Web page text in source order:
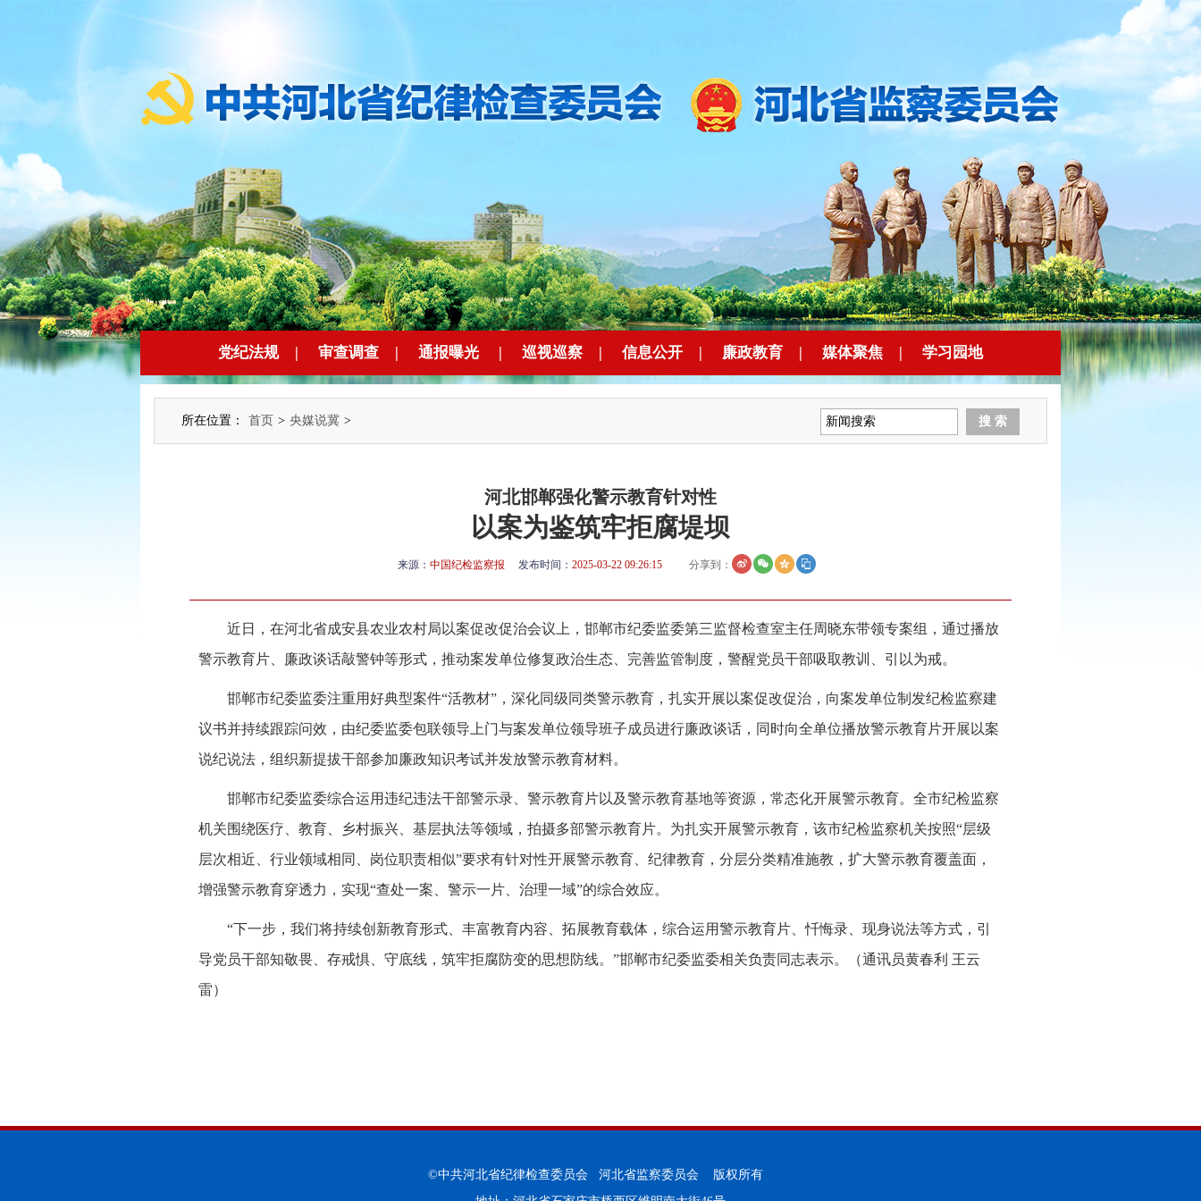
党纪法规 | 审查调查 | 通报曝光 | 巡视巡察 | 信息公开 | 廉政教育 | 媒体聚焦 | 学习园地
所在位置： 首页 > 央媒说冀 >
河北邯郸强化警示教育针对性
以案为鉴筑牢拒腐堤坝
来源： 中国纪检监察报 发布时间： 2025-03-22 09:26:15 分享到：
近日，在河北省成安县农业农村局以案促改促治会议上，邯郸市纪委监委第三监督检查室主任周晓东带领专案组，通过播放
警示教育片、廉政谈话敲警钟等形式，推动案发单位修复政治生态、完善监管制度，警醒党员干部吸取教训、引以为戒。
邯郸市纪委监委注重用好典型案件“活教材”，深化同级同类警示教育，扎实开展以案促改促治，向案发单位制发纪检监察建
议书并持续跟踪问效，由纪委监委包联领导上门与案发单位领导班子成员进行廉政谈话，同时向全单位播放警示教育片开展以案
说纪说法，组织新提拔干部参加廉政知识考试并发放警示教育材料。
邯郸市纪委监委综合运用违纪违法干部警示录、警示教育片以及警示教育基地等资源，常态化开展警示教育。全市纪检监察
机关围绕医疗、教育、乡村振兴、基层执法等领域，拍摄多部警示教育片。为扎实开展警示教育，该市纪检监察机关按照“层级
层次相近、行业领域相同、岗位职责相似”要求有针对性开展警示教育、纪律教育，分层分类精准施教，扩大警示教育覆盖面，
增强警示教育穿透力，实现“查处一案、警示一片、治理一域”的综合效应。
“下一步，我们将持续创新教育形式、丰富教育内容、拓展教育载体，综合运用警示教育片、忏悔录、现身说法等方式，引
导党员干部知敬畏、存戒惧、守底线，筑牢拒腐防变的思想防线。”邯郸市纪委监委相关负责同志表示。
（通讯员黄春利 王云
雷）
©中共河北省纪律检查委员会 河北省监察委员会 版权所有